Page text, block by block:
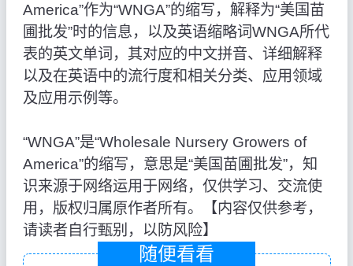
America”作为“WNGA”的缩写，解释为“美国苗
圃批发”时的信息，以及英语缩略词WNGA所代
表的英文单词，其对应的中文拼音、详细解释
以及在英语中的流行度和相关分类、应用领域
及应用示例等。
“WNGA”是“Wholesale Nursery Growers of
America”的缩写，意思是“美国苗圃批发”，知
识来源于网络运用于网络，仅供学习、交流使
用，版权归属原作者所有。【内容仅供参考，
请读者自行甄别，以防风险】
随便看看